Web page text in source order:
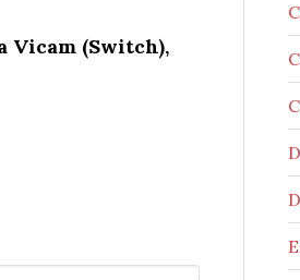
Vicam (Switch),